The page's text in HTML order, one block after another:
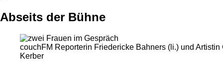
Abseits der Bühne
couchFM Reporterin Friedericke Bahners (li.) und
Kerber